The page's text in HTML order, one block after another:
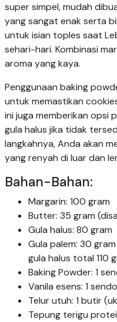
super simpel, mudah
yang sangat enak serta
untuk isian toples saat
sehari-hari. Kombinasi
aroma yang kaya.
Penggunaan baking
untuk memastikan
ini juga memberikan opsi
gula halus jika tidak
langkahnya, Anda akan
yang renyah di luar dan
Bahan-Bahan:
Margarin: 100 gram
Butter: 35 gram
Gula halus: 80 gram
Gula palem: 30
gula halus total 110
Baking Powder: 1
Vanila esens: 1
Telur utuh: 1 butir
Tepung terigu